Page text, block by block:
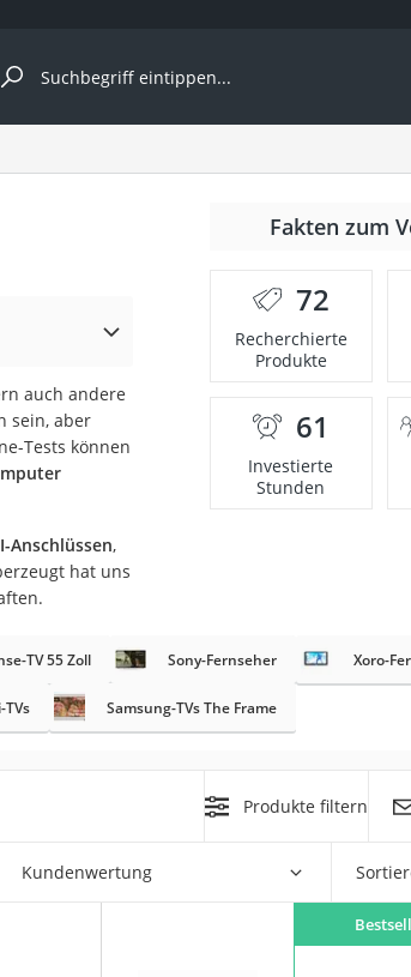
auch andere
sein, aber
Tests können
Anschlüssen,
hat uns
Fakten zum
72
Recherchierte
Produkte
61
Investierte
Stunden
TV 55 Zoll Sony-Fernseher Xoro-
TVs Samsung-TVs The Frame
Produkte filtern
Kundenwertung